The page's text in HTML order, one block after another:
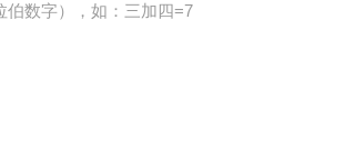
伯数字），如：三加四=7